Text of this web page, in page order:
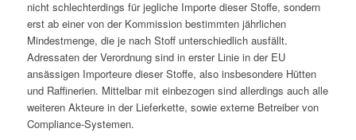
nicht schlechterdings für jegliche Importe dieser Stoffe, sondern
erst ab einer von der Kommission bestimmten jährlichen
Mindestmenge, die je nach Stoff unterschiedlich ausfällt.
Adressaten der Verordnung sind in erster Linie in der EU
ansässigen Importeure dieser Stoffe, also insbesondere Hütten
und Raffinerien. Mittelbar mit einbezogen sind allerdings auch alle
weiteren Akteure in der Lieferkette, sowie externe Betreiber von
Compliance-Systemen.